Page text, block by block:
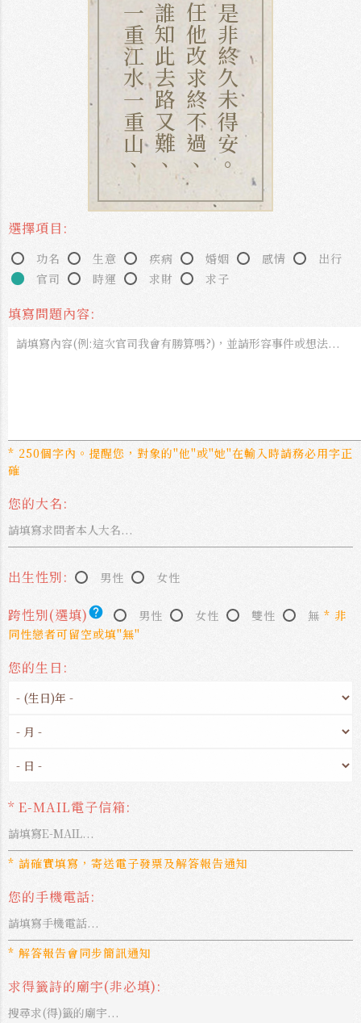
一重江水一重山、誰知此去路又難、任他改求終不過、是非終久未得安。
選擇項目:
功名 生意 疾病 婚姻 感情
出行
官司
時運 求財 求子
填寫問題內容:
* 250個字內。提醒您，對象的"他"或"她"在輸入時請務必用字正
確
您的大名:
出生性別: 男性 女性
跨性別(選填)help 男性 女性 雙性 無 * 非
同性戀者可留空或填"無"
您的生日:
* E-MAIL電子信箱:
* 請確實填寫，寄送電子發票及解答報告通知
您的手機電話:
* 解答報告會同步簡訊通知
求得籤詩的廟宇(非必填):